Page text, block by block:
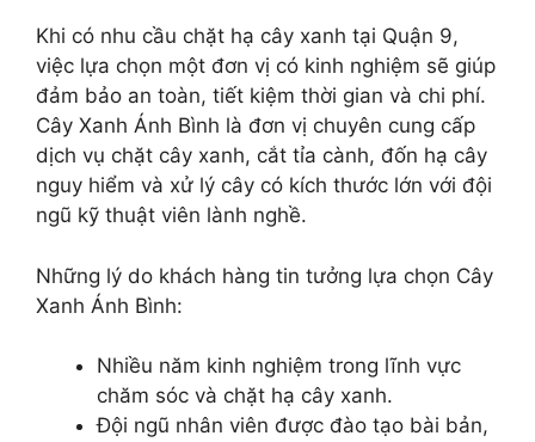
Khi có nhu cầu chặt hạ cây xanh tại Quận 9,
việc lựa chọn một đơn vị có kinh nghiệm sẽ giúp
đảm bảo an toàn, tiết kiệm thời gian và chi phí.
Cây Xanh Ánh Bình là đơn vị chuyên cung cấp
dịch vụ chặt cây xanh, cắt tỉa cành, đốn hạ cây
nguy hiểm và xử lý cây có kích thước lớn với đội
ngũ kỹ thuật viên lành nghề.
Những lý do khách hàng tin tưởng lựa chọn Cây
Xanh Ánh Bình:
Nhiều năm kinh nghiệm trong lĩnh vực
chăm sóc và chặt hạ cây xanh.
Đội ngũ nhân viên được đào tạo bài bản,